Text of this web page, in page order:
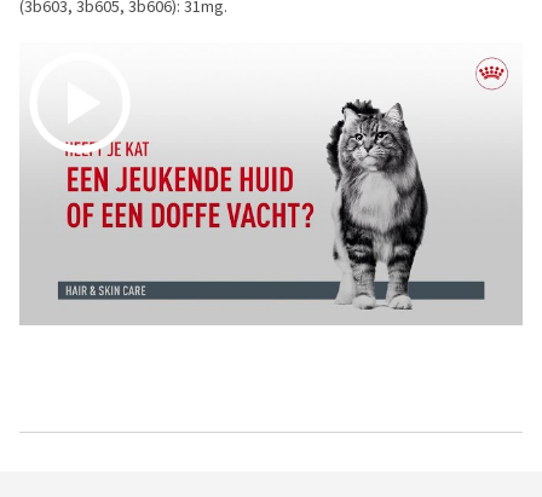
(3b603, 3b605, 3b606): 31mg.